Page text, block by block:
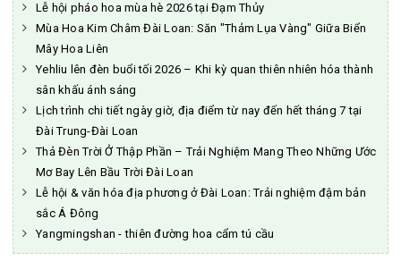
Lễ hội pháo hoa mùa hè 2026 tại Đạm Thủy
Mùa Hoa Kim Châm Đài Loan: Săn "Thảm Lụa Vàng" Giữa Biển
Mây Hoa Liên
Yehliu lên đèn buổi tối 2026 – Khi kỳ quan thiên nhiên hóa thành
sân khấu ánh sáng
Lịch trình chi tiết ngày giờ, địa điểm từ nay đến hết tháng 7 tại
Đài Trung-Đài Loan
Thả Đèn Trời Ở Thập Phần – Trải Nghiệm Mang Theo Những Ước
Mơ Bay Lên Bầu Trời Đài Loan
Lễ hội & văn hóa địa phương ở Đài Loan: Trải nghiệm đậm bản
sắc Á Đông
Yangmingshan - thiên đường hoa cẩm tú cầu